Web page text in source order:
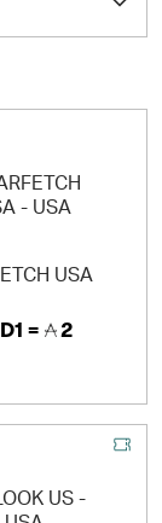
USA
= 2